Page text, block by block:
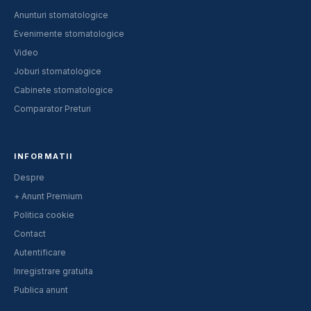
Anunturi stomatologice
Evenimente stomatologice
Video
Joburi stomatologice
Cabinete stomatologice
Comparator Preturi
INFORMATII
Despre
+ Anunt Premium
Politica cookie
Contact
Autentificare
Inregistrare gratuita
Publica anunt